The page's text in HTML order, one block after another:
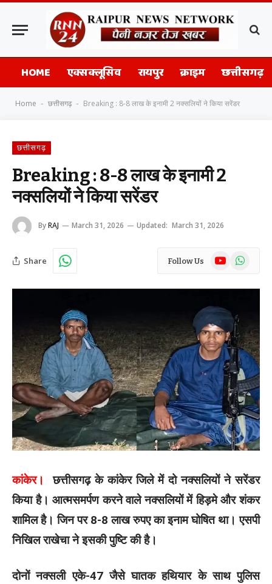
HOME एक्सक्लूसिव रायपुर क्राइम छत्तीसगढ़
Home - छत्तीसगढ़ - Breaking : 8-8 लाख के इनामी 2 नक्सलियों ने किया सरेंडर
छत्तीसगढ़
Breaking : 8-8 लाख के इनामी 2
नक्सलियों ने किया सरेंडर
ByRAJ March 31, 2026 Updated: March 31, 2026
Share Follow Us YouTubeWhatsApp
कांकेर।छत्तीसगढ़ के कांकेर जिले में दो नक्सलियों ने सरेंडर
किया है। आत्मसमर्पण करने वाले नक्सलियों में हिड़मे और शंकर
शामिल है। जिन पर 8-8 लाख रुपए का इनाम घोषित था। एसपी
निखिल राखेचा ने इसकी पुष्टि की है।
दोनों नक्सली एके-47 जैसे घातक हथियार के साथ पुलिस